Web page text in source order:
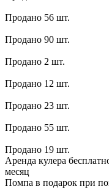
Продано 56 шт.
Продано 90 шт.
Продано 2 шт.
Продано 12 шт.
Продано 23 шт.
Продано 55 шт.
Продано 19 шт.
Аренда кулера
месяц
Помпа в подарок при